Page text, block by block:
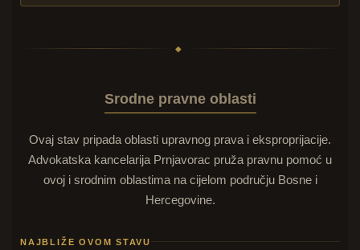
◆
Srodne pravne oblasti
Ovaj stav pripada oblasti upravnog prava i eksproprijacije.
Advokatska kancelarija Prnjavorac pruža pravnu pomoć u
ovoj i srodnim oblastima na cijelom području Bosne i
Hercegovine.
NAJBLIŽE OVOM STAVU